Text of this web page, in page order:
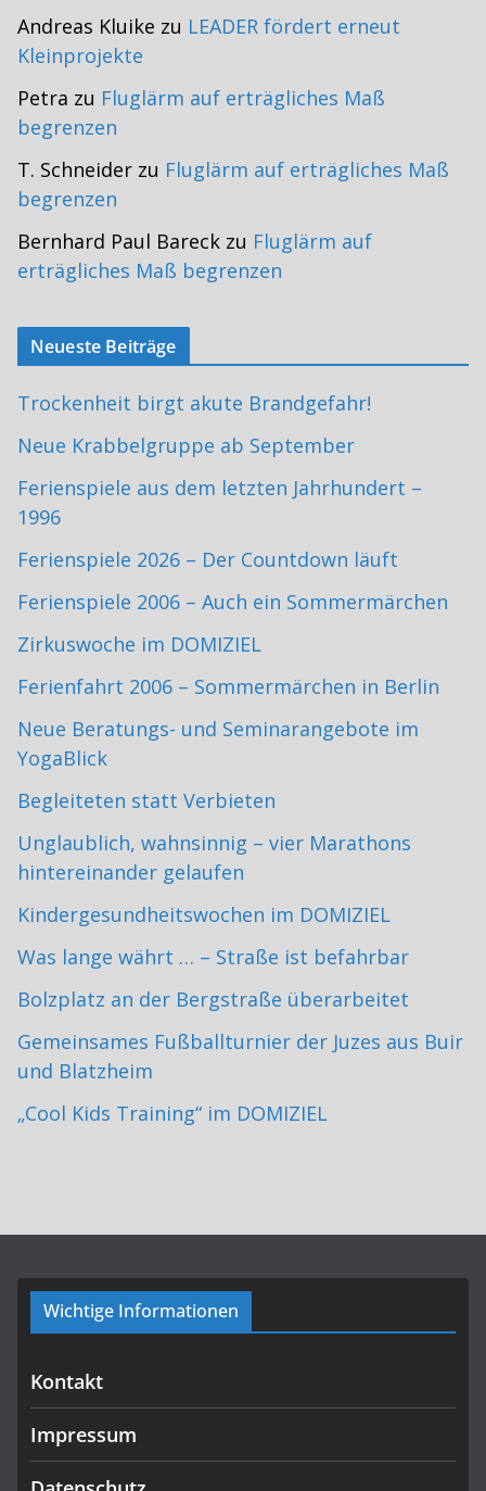
Andreas Kluike zu LEADER fördert erneut
Kleinprojekte
Petra zu Fluglärm auf erträgliches Maß
begrenzen
T. Schneider zu Fluglärm auf erträgliches Maß
begrenzen
Bernhard Paul Bareck zu Fluglärm auf
erträgliches Maß begrenzen
Neueste Beiträge
Trockenheit birgt akute Brandgefahr!
Neue Krabbelgruppe ab September
Ferienspiele aus dem letzten Jahrhundert –
1996
Ferienspiele 2026 – Der Countdown läuft
Ferienspiele 2006 – Auch ein Sommermärchen
Zirkuswoche im DOMIZIEL
Ferienfahrt 2006 – Sommermärchen in Berlin
Neue Beratungs- und Seminarangebote im
YogaBlick
Begleiteten statt Verbieten
Unglaublich, wahnsinnig – vier Marathons
hintereinander gelaufen
Kindergesundheitswochen im DOMIZIEL
Was lange währt … – Straße ist befahrbar
Bolzplatz an der Bergstraße überarbeitet
Gemeinsames Fußballturnier der Juzes aus Buir
und Blatzheim
„Cool Kids Training“ im DOMIZIEL
Wichtige Informationen
Kontakt
Impressum